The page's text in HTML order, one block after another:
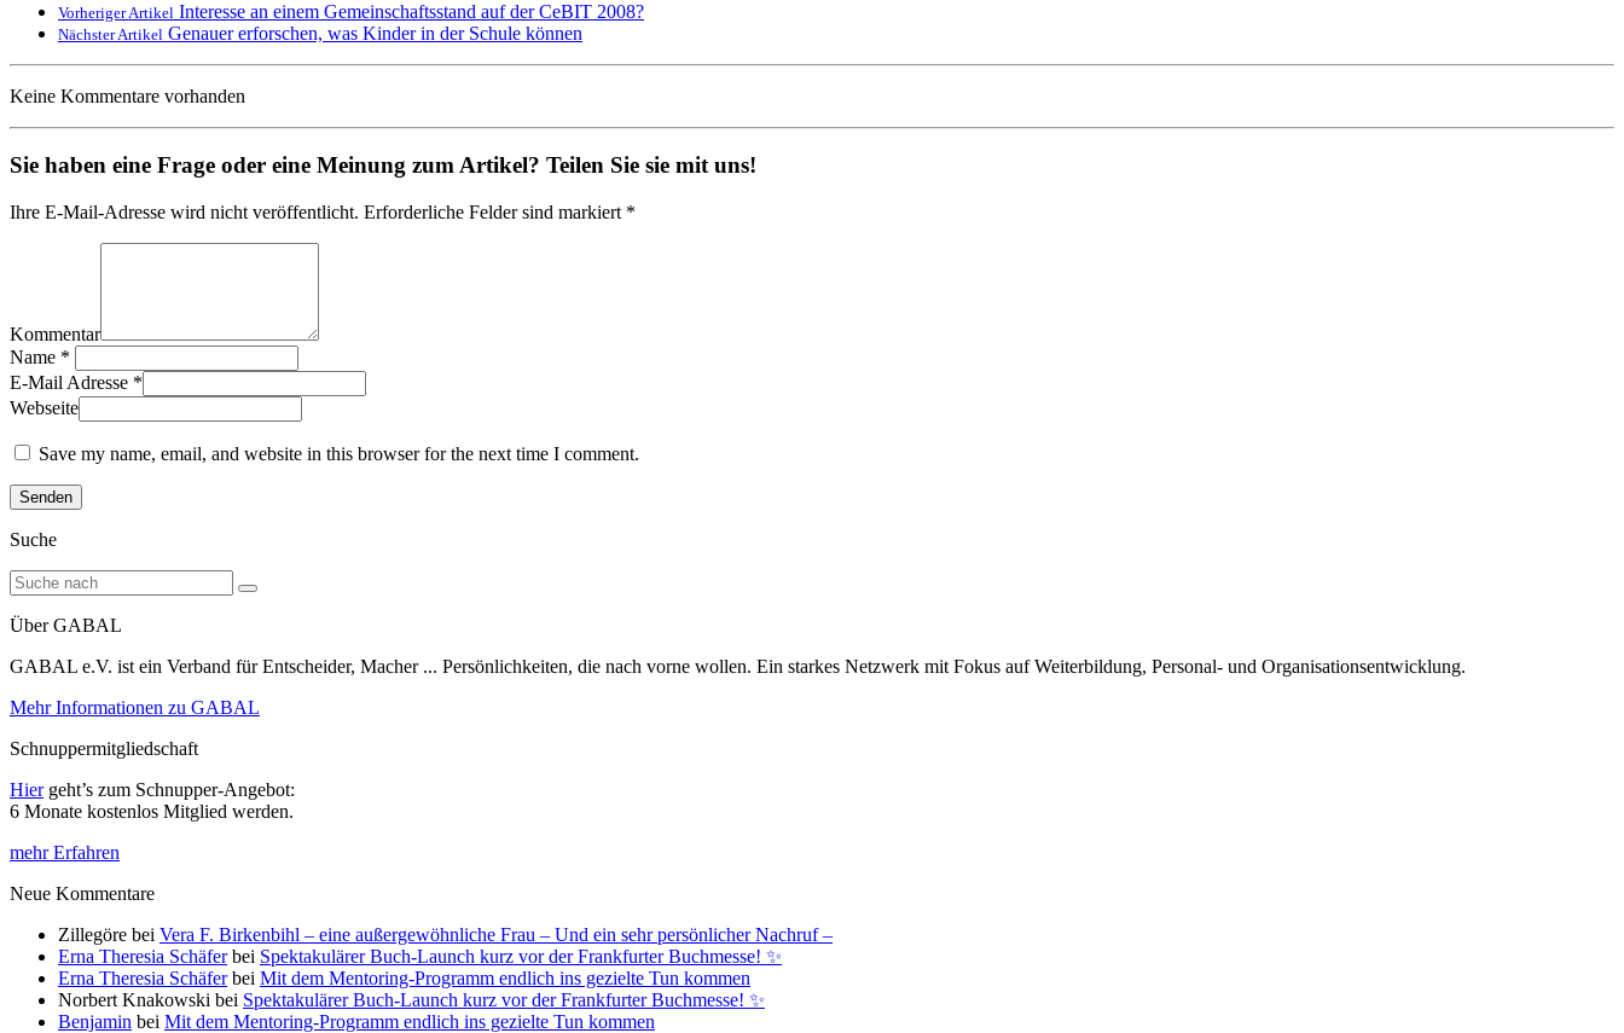
Vorheriger Artikel Interesse an einem Gemeinschaftsstand auf der CeBIT 2008?
Nächster Artikel Genauer erforschen, was Kinder in der Schule können
Keine Kommentare vorhanden
Sie haben eine Frage oder eine Meinung zum Artikel? Teilen Sie sie mit uns!
Ihre E-Mail-Adresse wird nicht veröffentlicht. Erforderliche Felder sind markiert *
Kommentar
Name *
E-Mail Adresse *
Webseite
Save my name, email, and website in this browser for the next time I comment.
Suche
Über GABAL
GABAL e.V. ist ein Verband für Entscheider, Macher ... Persönlichkeiten, die nach vorne wollen. Ein starkes Netzwerk mit Fokus auf Weiterbildung, Personal- und Organisationsentwicklung.
Mehr Informationen zu GABAL
Schnuppermitgliedschaft
Hiergeht’s zum Schnupper-Angebot:
6 Monate kostenlos Mitglied werden.
mehr Erfahren
Neue Kommentare
Zillegöre bei Vera F. Birkenbihl – eine außergewöhnliche Frau – Und ein sehr persönlicher Nachruf –
Erna Theresia Schäferbei Spektakulärer Buch-Launch kurz vor der Frankfurter Buchmesse! ✨
Erna Theresia Schäferbei Mit dem Mentoring-Programm endlich ins gezielte Tun kommen
Norbert Knakowski bei Spektakulärer Buch-Launch kurz vor der Frankfurter Buchmesse! ✨
Benjamin bei Mit dem Mentoring-Programm endlich ins gezielte Tun kommen